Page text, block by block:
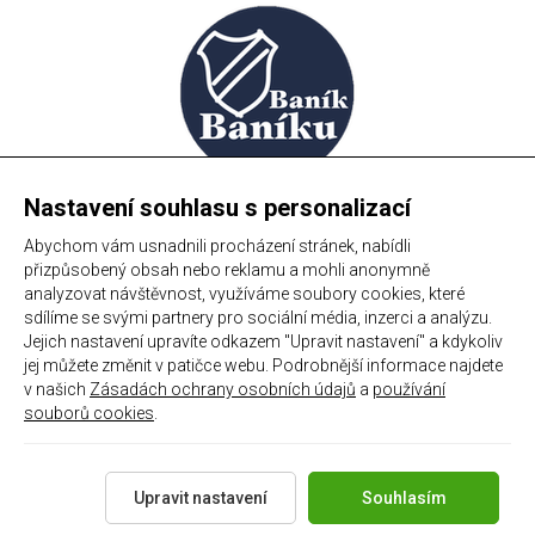
#chachari.cz
Majitel webového serveru upozorňuje, že za veškerý psaný a
jiný obsah nezodpovídá on, nýbrž přímý autor. Od jakéhokoliv
názoru se distancuje, a rozhodně se s ním neztotožňuje, pouze
nacházíte obsahuje materiál, který někteří lidé mohou
považovat za kontroverzní. Provozovatelé těchto stránek
Nastavení souhlasu s personalizací
Abychom vám usnadnili procházení stránek, nabídli
přizpůsobený obsah nebo reklamu a mohli anonymně
analyzovat návštěvnost, využíváme soubory cookies, které
sdílíme se svými partnery pro sociální média, inzerci a analýzu.
Jejich nastavení upravíte odkazem "Upravit nastavení" a kdykoliv
jej můžete změnit v patičce webu. Podrobnější informace najdete
v našich Zásadách ochrany osobních údajů a používání
souborů cookies
Souhlasím
Upravit nastavení